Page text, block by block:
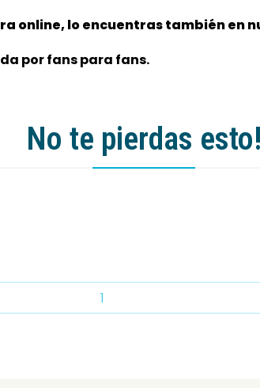
online, lo encuentras también en
por fans para fans.
No te pierdas esto!